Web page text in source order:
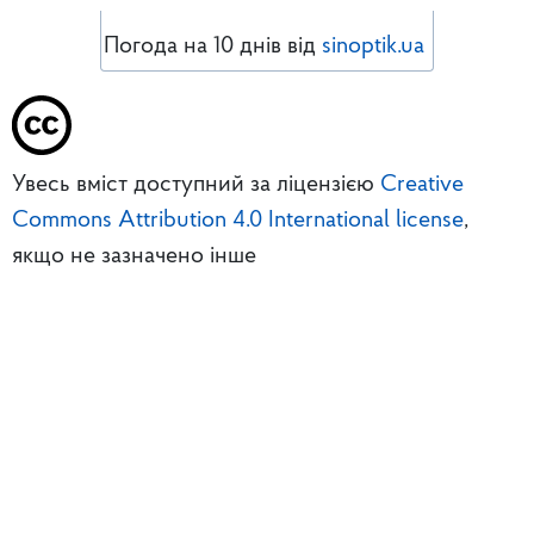
Погода на 10 днів від sinoptik.ua
Увесь вміст доступний за ліцензією Creative
Commons Attribution 4.0 International license,
якщо не зазначено інше